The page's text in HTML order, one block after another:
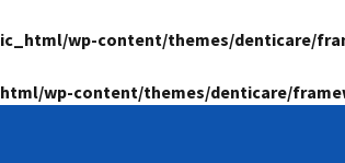
wp-content/themes/denticare/
wp-content/themes/denticare/